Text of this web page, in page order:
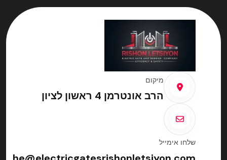
מיקום
הרב אונטרמן 4 ראשון לציון
שלחו אימייל